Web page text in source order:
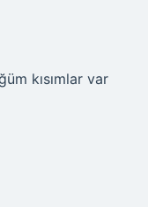
kısımlar var